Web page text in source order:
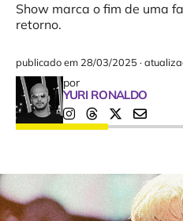
Show marca o fim de uma
retorno.
publicado em 28/03/2025 ·
por
YURI RONALDO